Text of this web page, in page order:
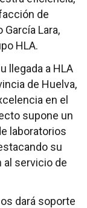
de
Lara,
HLA.
llegada a HLA
de Huelva,
en el
supone un
laboratorios
su
al servicio de
dará soporte